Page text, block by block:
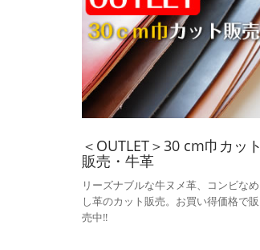
＜OUTLET＞30 cm巾カット
販売・牛革
リーズナブルな牛ヌメ革、コンビなめ
し革のカット販売。お買い得価格で販
売中!!